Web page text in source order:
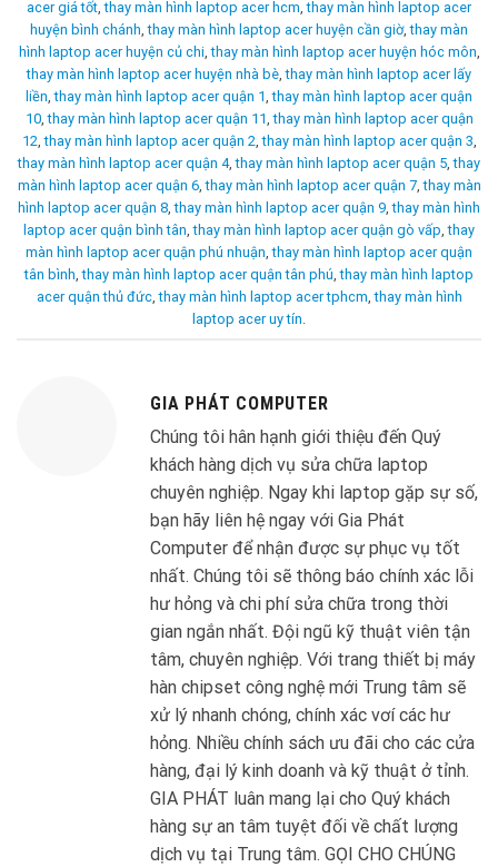
acer giá tốt ,thay màn hình laptop acer hcm ,thay màn hình laptop acer
huyện bình chánh ,thay màn hình laptop acer huyện cần giờ,thay màn
hình laptop acer huyện củ chi,thay màn hình laptop acer huyện hóc môn
thay màn hình laptop acer huyện nhà bè ,thay màn hình laptop acer lấy
liền ,thay màn hình laptop acer quận 1 ,thay màn hình laptop acer quận
10,thay màn hình laptop acer quận 11 ,thay màn hình laptop acer quận
12 ,thay màn hình laptop acer quận 2 ,thay màn hình laptop acer quận 3
thay màn hình laptop acer quận 4,thay màn hình laptop acer quận 5 ,thay
màn hình laptop acer quận 6,thay màn hình laptop acer quận 7,thay màn
hình laptop acer quận 8 ,thay màn hình laptop acer quận 9 ,thay màn hình
laptop acer quận bình tân ,thay màn hình laptop acer quận gò vấp ,thay
màn hình laptop acer quận phú nhuận ,thay màn hình laptop acer quận
tân bình ,thay màn hình laptop acer quận tân phú ,thay màn hình laptop
acer quận thủ đức,thay màn hình laptop acer tphcm ,thay màn hình
laptop acer uy tín
GIA PHÁT COMPUTER
Chúng tôi hân hạnh giới thiệu đến Quý
khách hàng dịch vụ sửa chữa laptop
chuyên nghiệp. Ngay khi laptop gặp sự số,
bạn hãy liên hệ ngay với Gia Phát
Computer để nhận được sự phục vụ tốt
nhất. Chúng tôi sẽ thông báo chính xác lỗi
hư hỏng và chi phí sửa chữa trong thời
gian ngắn nhất. Đội ngũ kỹ thuật viên tận
tâm, chuyên nghiệp. Với trang thiết bị máy
hàn chipset công nghệ mới Trung tâm sẽ
xử lý nhanh chóng, chính xác vơí các hư
hỏng. Nhiều chính sách ưu đãi cho các cửa
hàng, đại lý kinh doanh và kỹ thuật ở tỉnh.
GIA PHÁT luân mang lại cho Quý khách
hàng sự an tâm tuyệt đối về chất lượng
dịch vụ tại Trung tâm. GỌI CHO CHÚNG